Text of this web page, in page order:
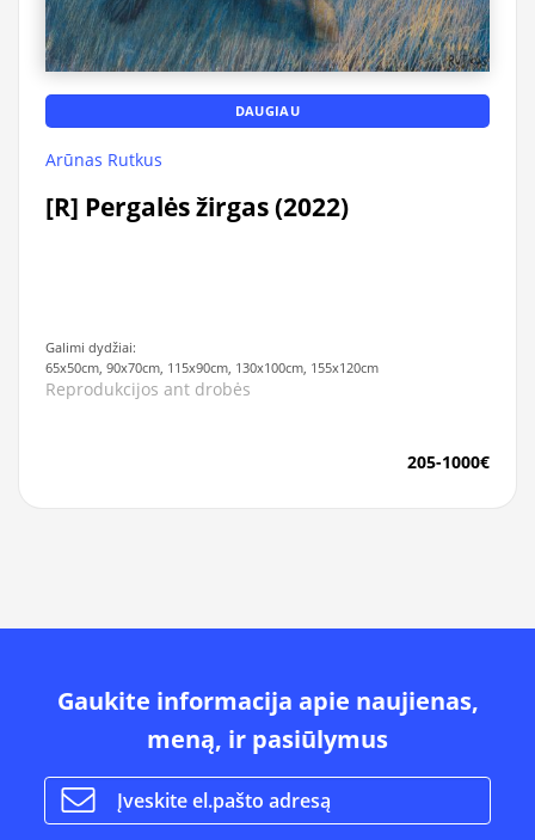
DAUGIAU
Arūnas Rutkus
[R] Pergalės žirgas (2022)
Galimi dydžiai:
65x50cm, 90x70cm, 115x90cm, 130x100cm, 155x120cm
Reprodukcijos ant drobės
205-1000€
Gaukite informacija apie naujienas,
meną, ir pasiūlymus